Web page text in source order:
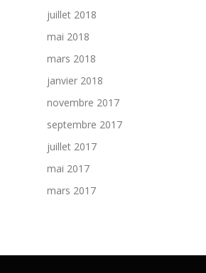
juillet 2018
mai 2018
mars 2018
janvier 2018
novembre 2017
septembre 2017
juillet 2017
mai 2017
mars 2017